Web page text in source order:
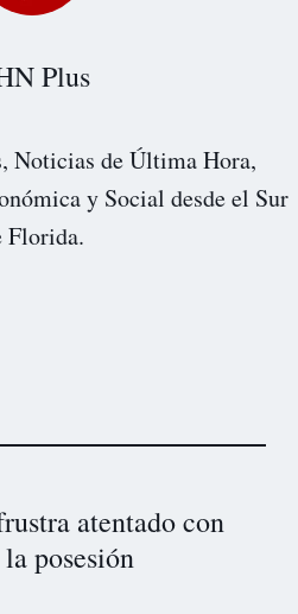
Plus
Noticias de Última Hora,
y Social desde el Sur
Florida.
atentado con
posesión